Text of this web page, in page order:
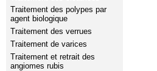
Traitement des polypes par
agent biologique
Traitement des verrues
Traitement de varices
Traitement et retrait des
angiomes rubis